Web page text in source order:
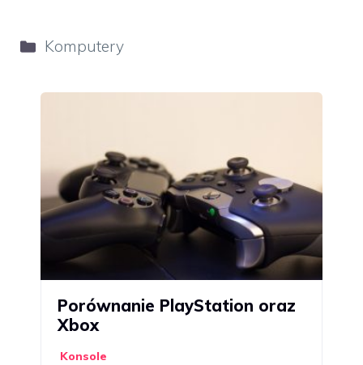
Kategorie
Komputery
Porównanie PlayStation oraz
Xbox
Konsole